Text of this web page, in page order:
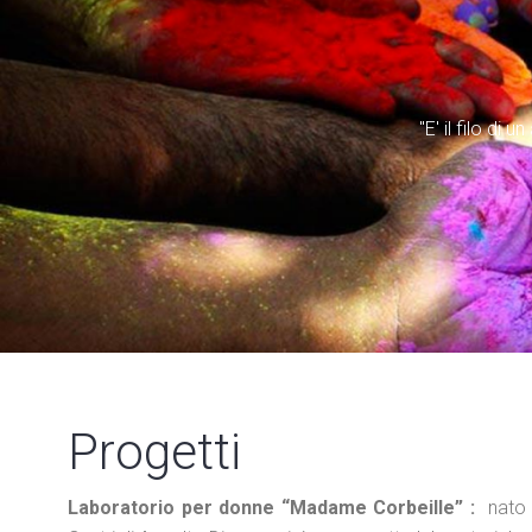
"E' il filo di
Progetti
Laboratorio per donne “Madame Corbeille” :
nato